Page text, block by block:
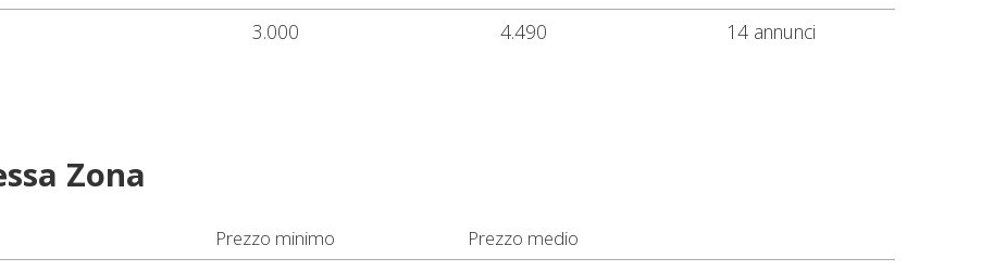
3.000 4.490 14 annunci
Zona
Prezzo minimo Prezzo medio